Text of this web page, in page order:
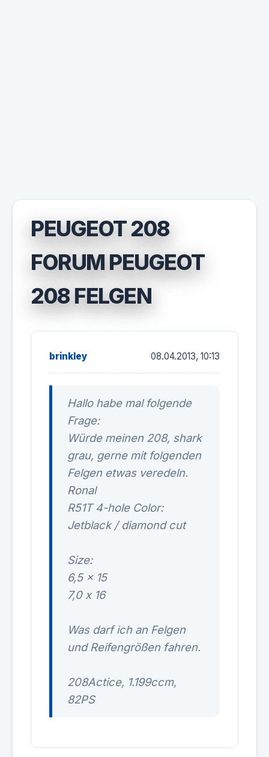
PEUGEOT 208
FORUM PEUGEOT
208 FELGEN
brinkley 08.04.2013, 10:13
Hallo habe mal folgende
Frage:
Würde meinen 208, shark
grau, gerne mit folgenden
Felgen etwas veredeln.
Ronal
R51T 4-hole Color:
Jetblack / diamond cut
Size:
6,5 x 15
7,0 x 16
Was darf ich an Felgen
und Reifengrößen fahren.
208Actice, 1.199ccm,
82PS